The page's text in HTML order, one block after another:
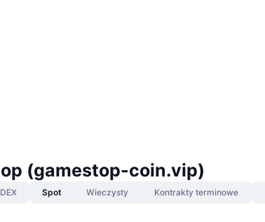
(gamestop-coin.vip)
DEX Spot Wieczysty Kontrakty terminowe